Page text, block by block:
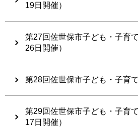
19日開催）
第27回佐世保市子ども・子育
26日開催）
第28回佐世保市子ども・子育
第29回佐世保市子ども・子育
17日開催）